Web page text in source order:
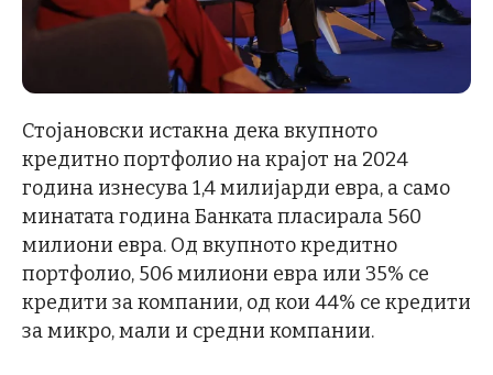
Стојановски истакна дека вкупното
кредитно портфолио на крајот на 2024
година изнесува 1,4 милијарди евра, а само
минатата година Банката пласирала 560
милиони евра. Од вкупното кредитно
портфолио, 506 милиони евра или 35% се
кредити за компании, од кои 44% се кредити
за микро, мали и средни компании.